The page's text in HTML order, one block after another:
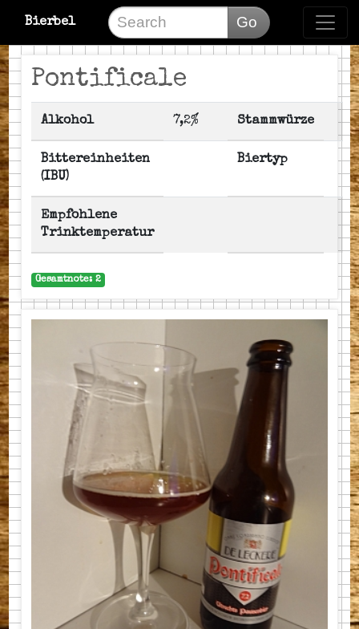
Bierbel Go
Pontificale
Alkohol 7,2% Stammwürze
Bittereinheiten
(IBU)
Biertyp
Empfohlene
Trinktemperatur
Gesamtnote: 2